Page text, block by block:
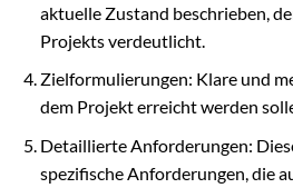
aktuelle Zustand beschrieben,
Projekts verdeutlicht.
Zielformulierungen: Klare und
dem Projekt erreicht werden
Detaillierte Anforderungen:
spezifische Anforderungen, die